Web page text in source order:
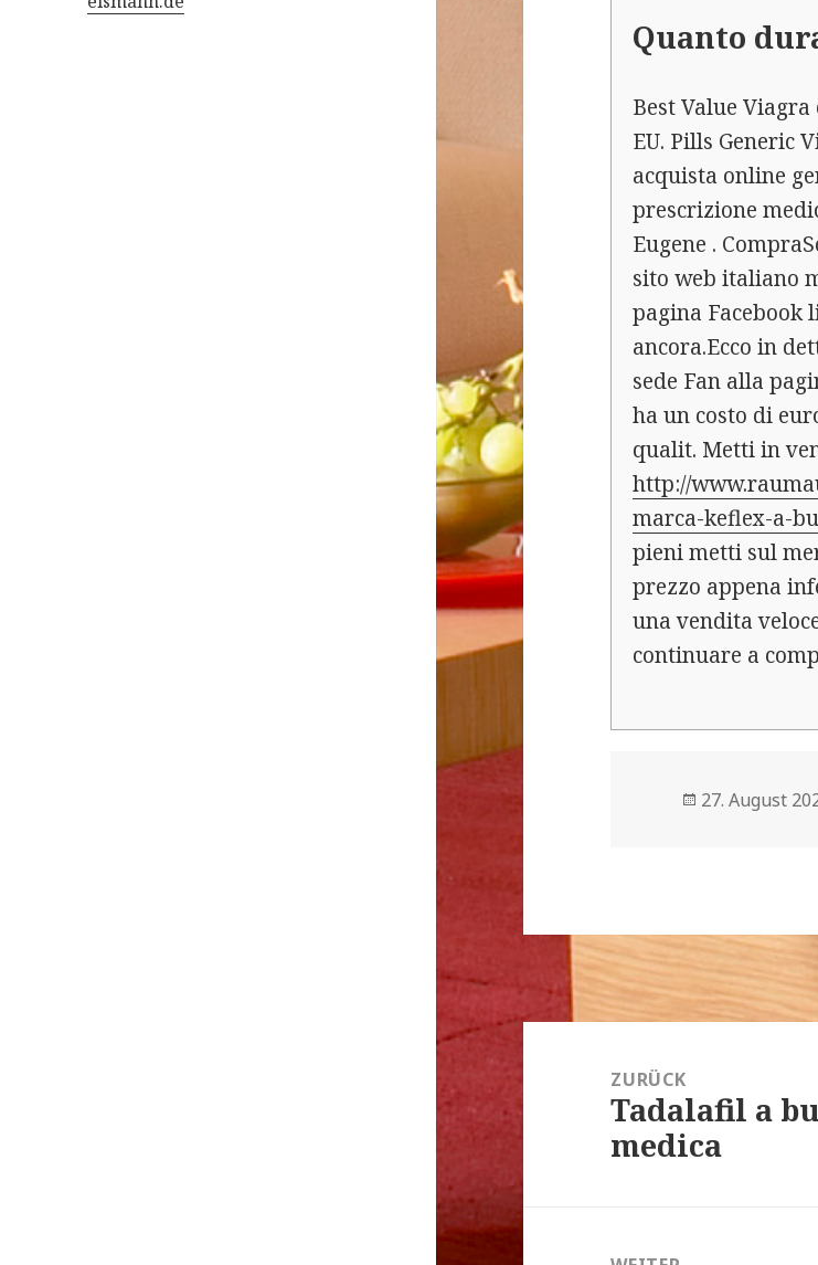
Quanto
Best Value
EU. Pills Generic
acquista online
prescrizione
Eugene .
sito web italiano
pagina Facebook
ancora.Ecco in
sede Fan alla
ha un costo di
qualit. Metti in
http://
marca-keflex-a-
pieni metti sul
prezzo appena
una vendita
continuare a
Veröffentlicht
27. August
NavigationZURÜCK
Vorheriger
Beitrag:
Tadalafil a
medica